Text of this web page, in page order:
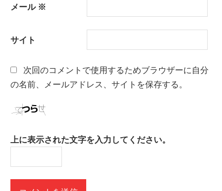
メール ※
サイト
次回のコメントで使用するためブラウザーに自分
の名前、メールアドレス、サイトを保存する。
上に表示された文字を入力してください。